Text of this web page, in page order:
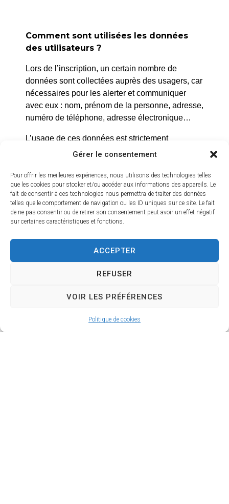
Gérer le consentement
Pour offrir les meilleures expériences, nous utilisons des technologies telles
que les cookies pour stocker et/ou accéder aux informations des appareils. Le
fait de consentir à ces technologies nous permettra de traiter des données
telles que le comportement de navigation ou les ID uniques sur ce site. Le fait
de ne pas consentir ou de retirer son consentement peut avoir un effet négatif
sur certaines caractéristiques et fonctions.
ACCEPTER
REFUSER
VOIR LES PRÉFÉRENCES
Politique de cookies
de l’art, explore les
dispositifs visuels et
symboliques qui
abolissent la distance
traditionnelle. Entre jeu
scène du regard ou
Sur réservation -
Auditorium
Comment sont utilisées les données
des utilisateurs ?
Lors de l’inscription, un certain nombre de
données sont collectées auprès des usagers, car
nécessaires pour les alerter et communiquer
avec eux : nom, prénom de la personne, adresse,
numéro de téléphone, adresse électronique…
L’usage de ces données est strictement
conforme aux dispositions du règlement
(RGPD). Seule la mairie peut exploiter ces
données et dans le strict cadre d’un risque avéré.
Elles ne seront en aucun cas utilisées pour un
autre usage que celui-ci.